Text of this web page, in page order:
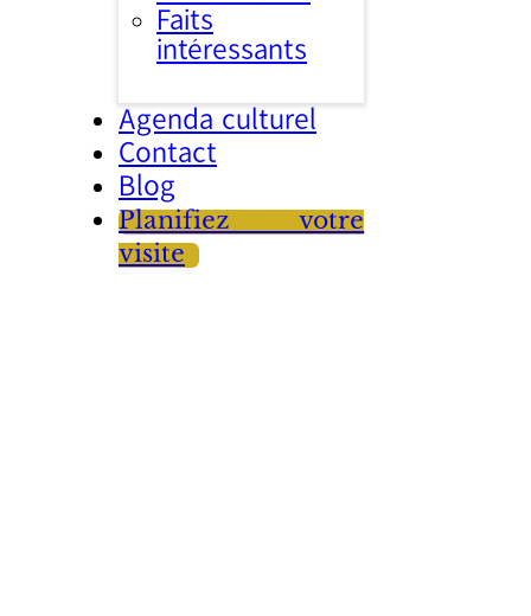
Faits
intéressants
Agenda culturel
Contact
Blog
Planifiez votre
visite